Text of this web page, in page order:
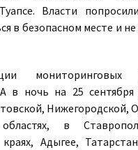
Власти
в безопасном месте и
мониторинговых
в ночь на 25
Нижегородской,
областях, в
Адыгее,